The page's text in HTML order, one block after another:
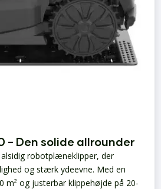
– Den solide allrounder
robotplæneklipper, der
og stærk ydeevne. Med en
m² og justerbar klippehøjde på 20-